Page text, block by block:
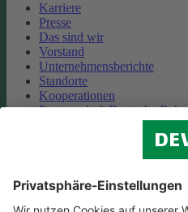
Karriere
Presse
Das sind wir
Vorstand
Unternehmensberichte
Standorte
Kooperationen
Partnerschaft Deutsche Bahn